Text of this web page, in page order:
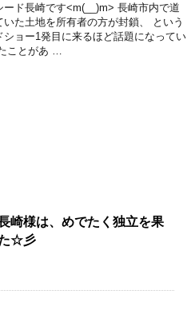
ード長崎です<m(__)m> 長崎市内で道
いた土地を所有者の方が封鎖、 という
ショー1発目に来るほど話題になってい
ことがあ …
崎様は、めでたく独立を果
☆彡